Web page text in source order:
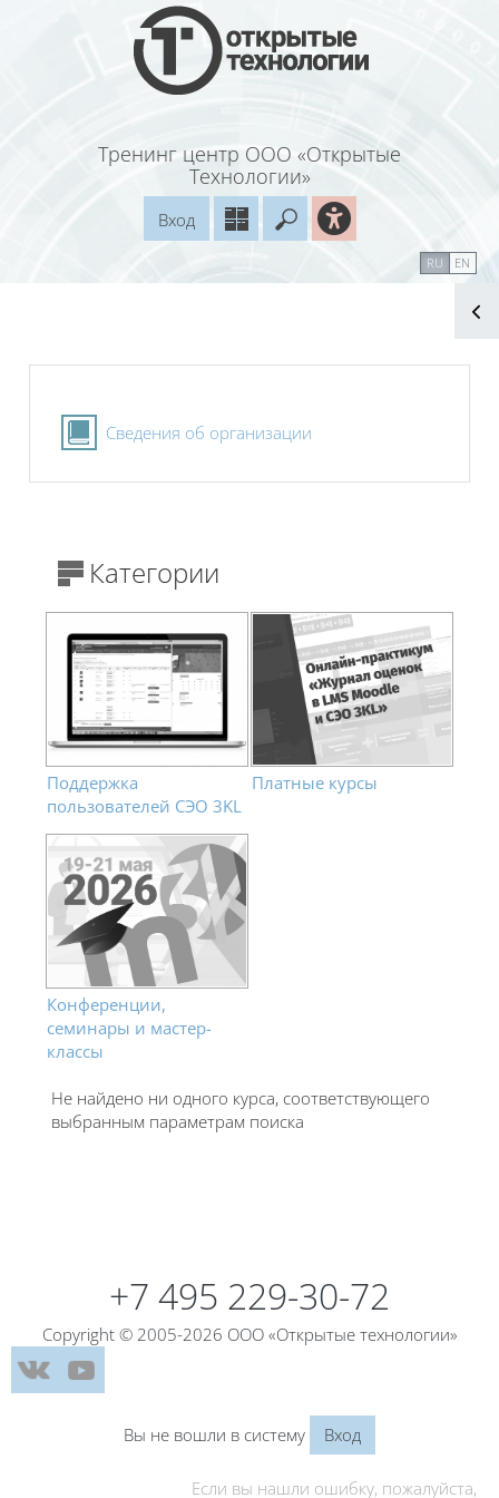
Перейти к основному содержанию
Тренинг центр ООО «Открытые
Технологии»
Введите ваш
Вход
RU EN
Блоки
Сведения об организации
Категории
Поддержка
пользователей СЭО 3KL
Платные курсы
Конференции,
семинары и мастер-
классы
Не найдено ни одного курса, соответствующего
выбранным параметрам поиска
+7 495 229-30-72
Copyright © 2005-2026 ООО «Открытые технологии»
Вы не вошли в систему Вход
Если вы нашли ошибку, пожалуйста,